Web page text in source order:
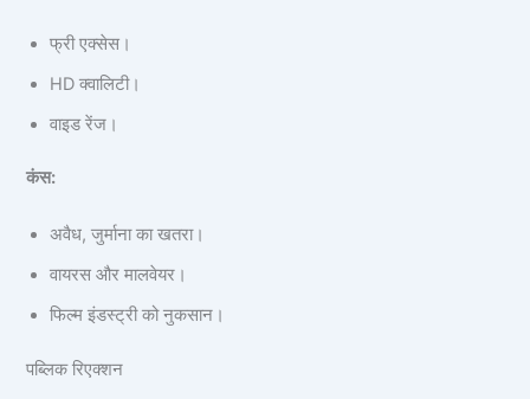
फ्री एक्सेस।
HD क्वालिटी।
वाइड रेंज।
कंस:
अवैध, जुर्माना का खतरा।
वायरस और मालवेयर।
फिल्म इंडस्ट्री को नुकसान।
पब्लिक रिएक्शन